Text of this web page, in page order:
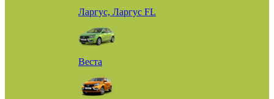
Ларгус, Ларгус FL
Веста